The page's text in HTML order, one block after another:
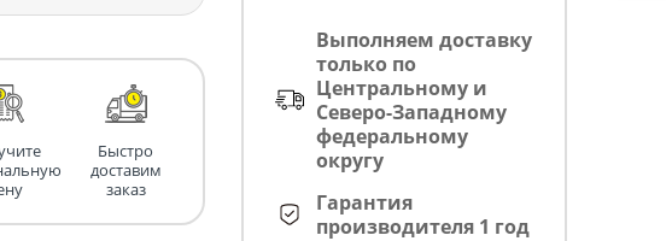
Быстро
доставим
заказ
Выполняем доставку
только по
Центральному и
Северо-Западному
федеральному
округу
Гарантия
производителя 1 год